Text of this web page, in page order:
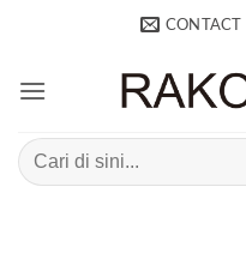
CONTACT
Search
for: